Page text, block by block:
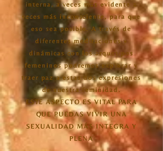
interna, a veces más evidente a
veces más inconsciente, para que
eso sea posible. A través de
diferentes meditaciones y
dinámicas con los arquetipos
femeninos podremos explorar y
traer paz a estas dos expresiones
de nuestra feminidad.
ESTE ASPECTO ES VITAL PARA
QUE PUEDAS VIVIR UNA
SEXUALIDAD MÁS INTEGRA Y
PLENA